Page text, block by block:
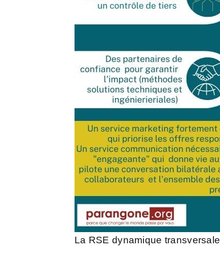
La RSE dynamique transversale